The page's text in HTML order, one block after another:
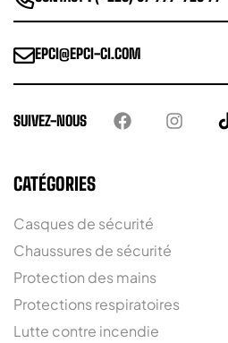
EPCI@EPCI-CI.COM
SUIVEZ-NOUS
CATÉGORIES
Casques de sécurité
Chaussures de sécurité
Protection des mains
Protections respiratoires
Lutte contre incendie